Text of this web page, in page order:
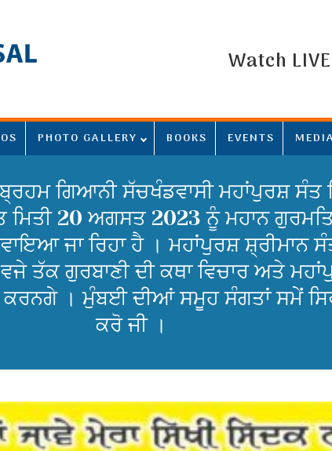
Watch LIVE
PHOTO GALLERY BOOKS EVENTS MEDIA
ਗਿਆਨੀ ਸੱਚਖੰਡਵਾਸੀ ਮਹਾਂਪੁਰਸ਼ ਸੰਤ
ਮਿਤੀ 20 ਅਗਸਤ 2023 ਨੂੰ ਮਹਾਨ
ਜਾ ਰਿਹਾ ਹੈ । ਮਹਾਂਪੁਰਸ਼ ਸ਼੍ਰੀਮਾਨ
ਤੱਕ ਗੁਰਬਾਣੀ ਦੀ ਕਥਾ ਵਿਚਾਰ ਅਤੇ
ਕਰਨਗੇ । ਮੁੰਬਈ ਦੀਆਂ ਸਮੂਹ ਸੰਗਤਾਂ ਸਮੇਂ
ਕਰੋ ਜੀ ।